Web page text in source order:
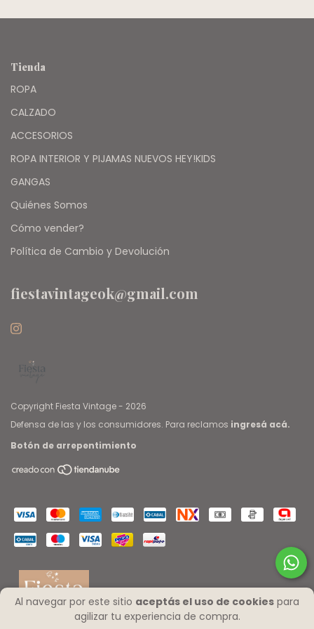
Al navegar por este sitio aceptás el uso de cookies para
agilizar tu experiencia de compra.
Tienda
ROPA
CALZADO
ACCESORIOS
ROPA INTERIOR Y PIJAMAS NUEVOS HEY!KIDS
GANGAS
Quiénes Somos
Cómo vender?
Política de Cambio y Devolución
fiestavintageok@gmail.com
Copyright Fiesta Vintage - 2026
Defensa de las y los consumidores. Para reclamos ingresá acá.
Botón de arrepentimiento